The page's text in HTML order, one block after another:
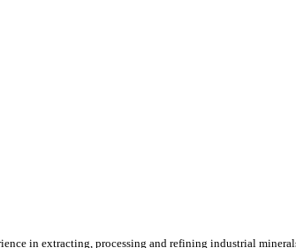
in extracting, processing and refining industrial